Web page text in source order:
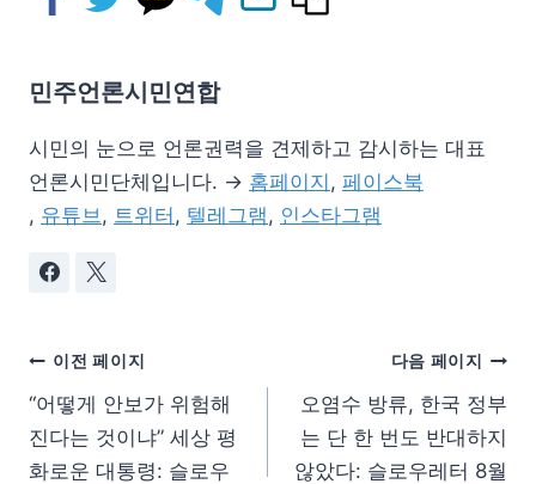
민주언론시민연합
시민의 눈으로 언론권력을 견제하고 감시하는 대표
언론시민단체입니다. → 홈페이지 , 페이스북
, 유튜브 , 트위터 , 텔레그램 , 인스타그램
이전 페이지
“어떻게 안보가 위험해
진다는 것이냐” 세상 평
화로운 대통령: 슬로우
다음 페이지
오염수 방류, 한국 정부
는 단 한 번도 반대하지
않았다: 슬로우레터 8월